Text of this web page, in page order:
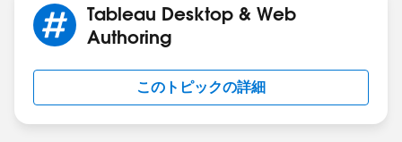
Tableau Desktop & Web
Authoring
このトピックの詳細